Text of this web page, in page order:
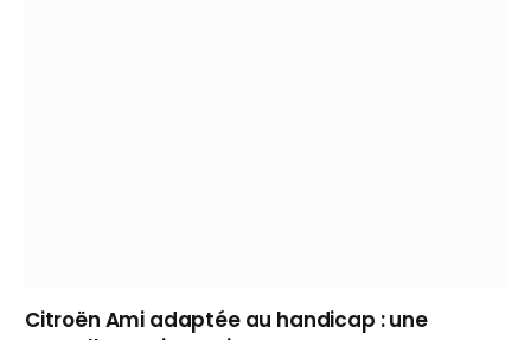
Citroën Ami adaptée au handicap : une